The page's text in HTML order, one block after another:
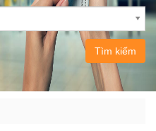
Tìm kiếm